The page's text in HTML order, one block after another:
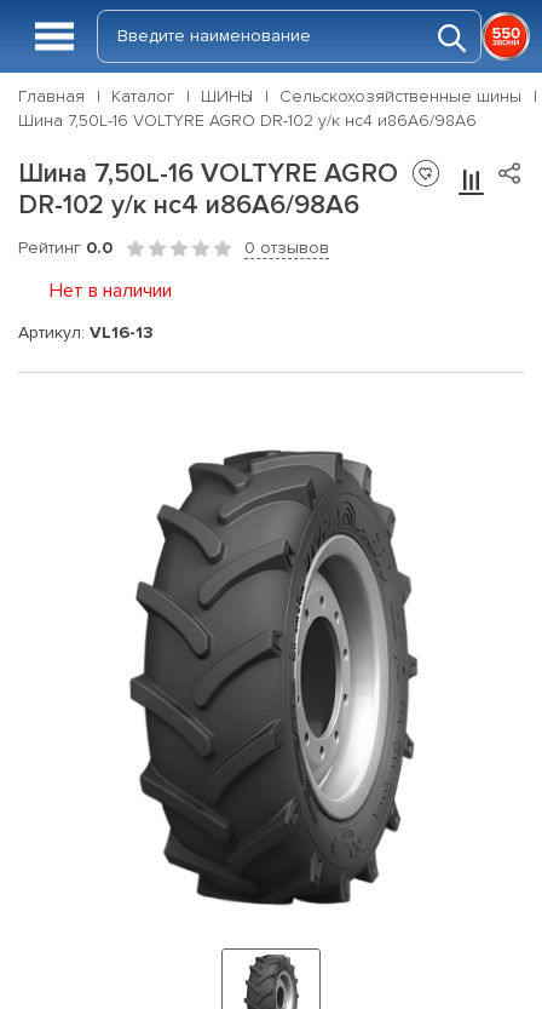
Главная Каталог ШИНЫ
Сельскохозяйственные шины
Шина 7,50L-16 VOLTYRE AGRO DR-102 у/к нс4 и86А6/98А6
Шина 7,50L-16 VOLTYRE AGRO
DR-102 у/к нс4 и86А6/98А6
Рейтинг 0.0 0 отзывов
Нет в наличии
Артикул: VL16-13